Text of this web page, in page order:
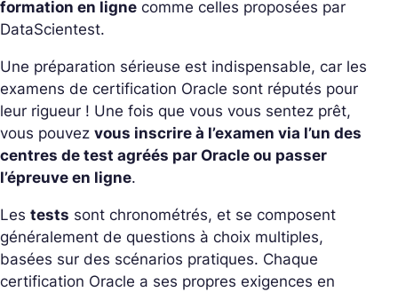
formation en ligne comme celles proposées par
DataScientest.
Une préparation sérieuse est indispensable, car les
examens de certification Oracle sont réputés pour
leur rigueur ! Une fois que vous vous sentez prêt,
vous pouvez vous inscrire à l’examen via l’un des
centres de test agréés par Oracle ou passer
l’épreuve en ligne.
Les tests sont chronométrés, et se composent
généralement de questions à choix multiples,
basées sur des scénarios pratiques. Chaque
certification Oracle a ses propres exigences en